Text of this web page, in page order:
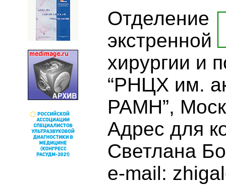
Отделение
экстренной
хирургии и
“РНЦХ им.
РАМН”,
Адрес для
Светлана
e-mail: